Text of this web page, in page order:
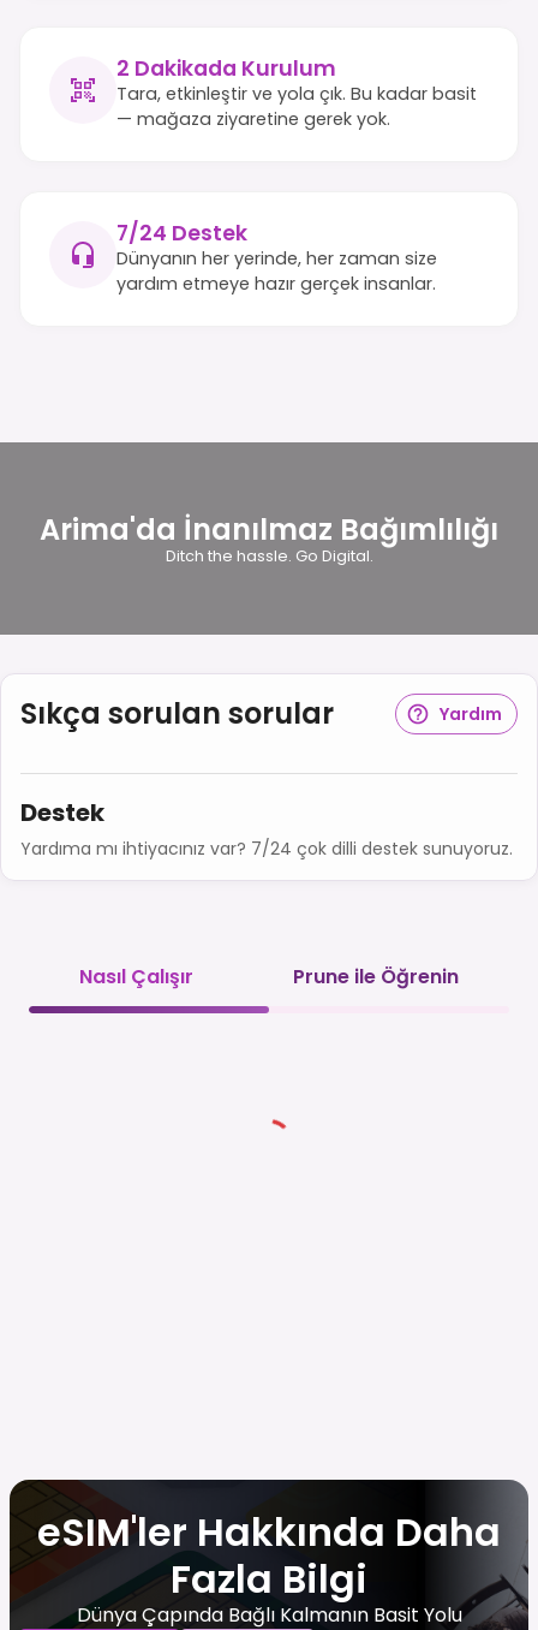
2 Dakikada Kurulum
Tara, etkinleştir ve yola çık. Bu kadar basit
— mağaza ziyaretine gerek yok.
7/24 Destek
Dünyanın her yerinde, her zaman size
yardım etmeye hazır gerçek insanlar.
Arima'da İnanılmaz Bağımlılığı
Ditch the hassle. Go Digital.
Sıkça sorulan sorular Yardım
Destek
Yardıma mı ihtiyacınız var? 7/24 çok dilli destek sunuyoruz.
Nasıl Çalışır Prune ile Öğrenin
eSIM'ler Hakkında Daha
Fazla Bilgi
Dünya Çapında Bağlı Kalmanın Basit Yolu